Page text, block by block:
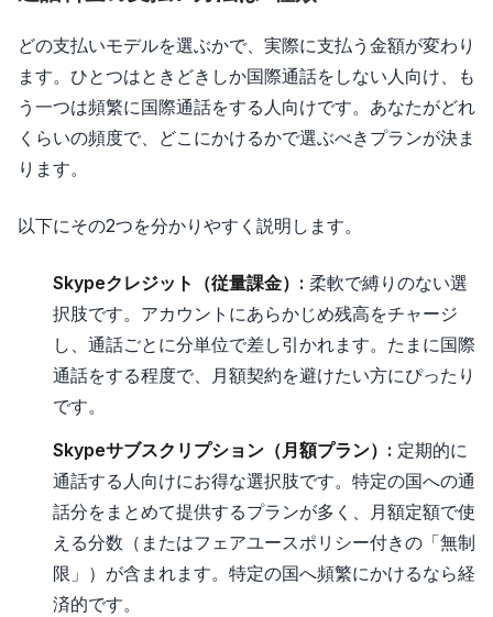
どの支払いモデルを選ぶかで、実際に支払う金額が変わり
ます。ひとつはときどきしか国際通話をしない人向け、も
う一つは頻繁に国際通話をする人向けです。あなたがどれ
くらいの頻度で、どこにかけるかで選ぶべきプランが決ま
ります。
以下にその2つを分かりやすく説明します。
Skypeクレジット（従量課金）: 柔軟で縛りのない選
択肢です。アカウントにあらかじめ残高をチャージ
し、通話ごとに分単位で差し引かれます。たまに国際
通話をする程度で、月額契約を避けたい方にぴったり
です。
Skypeサブスクリプション（月額プラン）: 定期的に
通話する人向けにお得な選択肢です。特定の国への通
話分をまとめて提供するプランが多く、月額定額で使
える分数（またはフェアユースポリシー付きの「無制
限」）が含まれます。特定の国へ頻繁にかけるなら経
済的です。